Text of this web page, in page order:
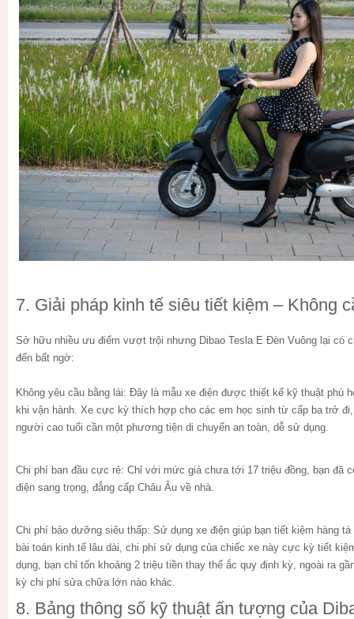
7. Giải pháp kinh tế siêu tiết kiệm – Không
Sở hữu nhiều ưu điểm vượt trội nhưng Dibao Tesla E Đèn Vuông lại có
đến bất ngờ:
Không yêu cầu bằng lái: Đây là mẫu xe điện được thiết kế kỹ thuật phù
khi vận hành. Xe cực kỳ thích hợp cho các em học sinh từ cấp ba trở
người cao tuổi cần một phương tiện di chuyển an toàn, dễ sử dụng.
Chi phí ban đầu cực rẻ: Chỉ với mức giá chưa tới 17 triệu đồng, bạn đã
điện sang trọng, đẳng cấp Châu Âu về nhà.
Chi phí bảo dưỡng siêu thấp: Sử dụng xe điện giúp bạn tiết kiệm hàng
bài toán kinh tế lâu dài, chi phí sử dụng của chiếc xe này cực kỳ tiết
dụng, bạn chỉ tốn khoảng 2 triệu tiền thay thế ắc quy định kỳ, ngoài ra
kỳ chi phí sửa chữa lớn nào khác.
8. Bảng thông số kỹ thuật ấn tượng của